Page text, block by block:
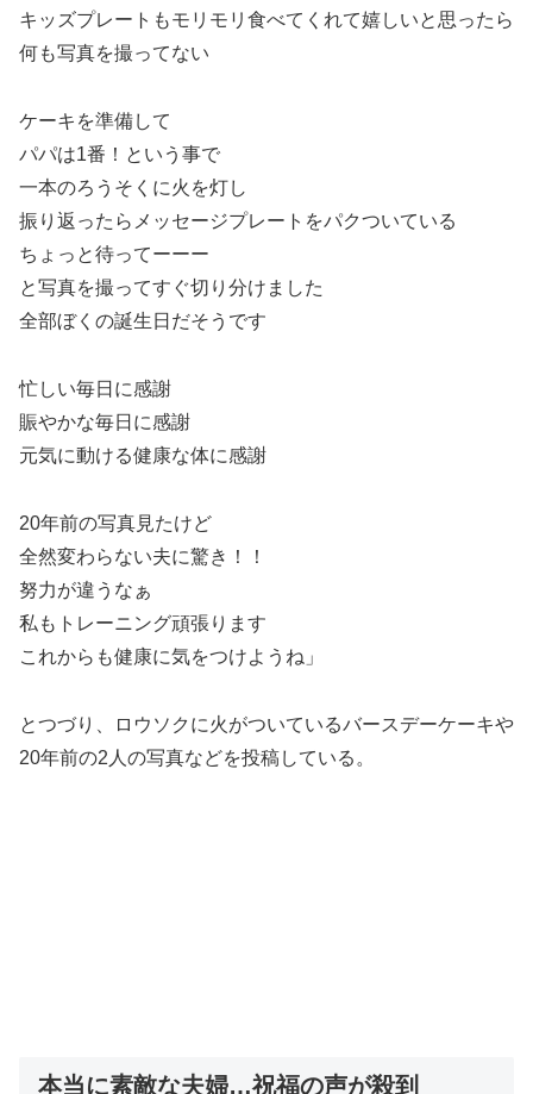
キッズプレートもモリモリ食べてくれて嬉しいと思ったら
何も写真を撮ってない
ケーキを準備して
パパは1番！という事で
一本のろうそくに火を灯し
振り返ったらメッセージプレートをパクついている
ちょっと待ってーーー
と写真を撮ってすぐ切り分けました
全部ぼくの誕生日だそうです
忙しい毎日に感謝
賑やかな毎日に感謝
元気に動ける健康な体に感謝
20年前の写真見たけど
全然変わらない夫に驚き！！
努力が違うなぁ
私もトレーニング頑張ります
これからも健康に気をつけようね」
とつづり、ロウソクに火がついているバースデーケーキや
20年前の2人の写真などを投稿している。
本当に素敵な夫婦…祝福の声が殺到